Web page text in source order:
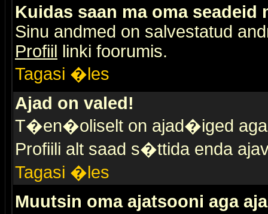
Kuidas saan ma oma seadeid
Sinu andmed on salvestatud
Profiil linki foorumis.
Tagasi �les
Ajad on valed!
T�en�oliselt on ajad�iged
Profiili alt saad s�ttida enda
Tagasi �les
Muutsin oma ajatsooni aga